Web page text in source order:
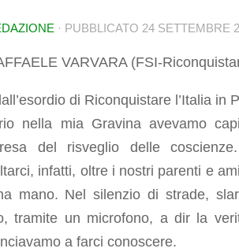
· PUBBLICATO 24 SETTEMBRE
VARVARA (FSI-
di Riconquistare l’Italia in
nella mia Gravina avevamo
del risveglio delle
infatti, oltre i nostri parenti e
mano. Nel silenzio di strade,
tramite un microfono, a dir la
a farci conoscere.